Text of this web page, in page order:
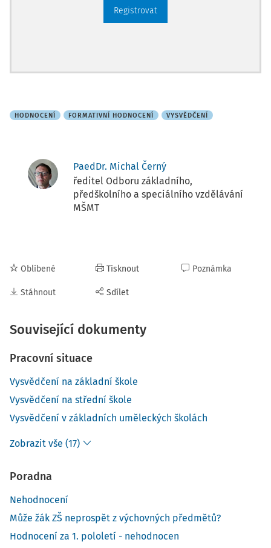
Registrovat
HODNOCENÍ FORMATIVNÍ HODNOCENÍ VYSVĚDČENÍ
PaedDr. Michal Černý
ředitel Odboru základního,
předškolního a speciálního vzdělávání
MŠMT
Oblíbené
Stáhnout
Tisknout
Sdílet
Poznámka
Související dokumenty
Pracovní situace
Vysvědčení na základní škole
Vysvědčení na střední škole
Vysvědčení v základních uměleckých školách
Zobrazit vše (17)
Poradna
Nehodnocení
Může žák ZŠ neprospět z výchovných předmětů?
Hodnocení za 1. pololetí - nehodnocen